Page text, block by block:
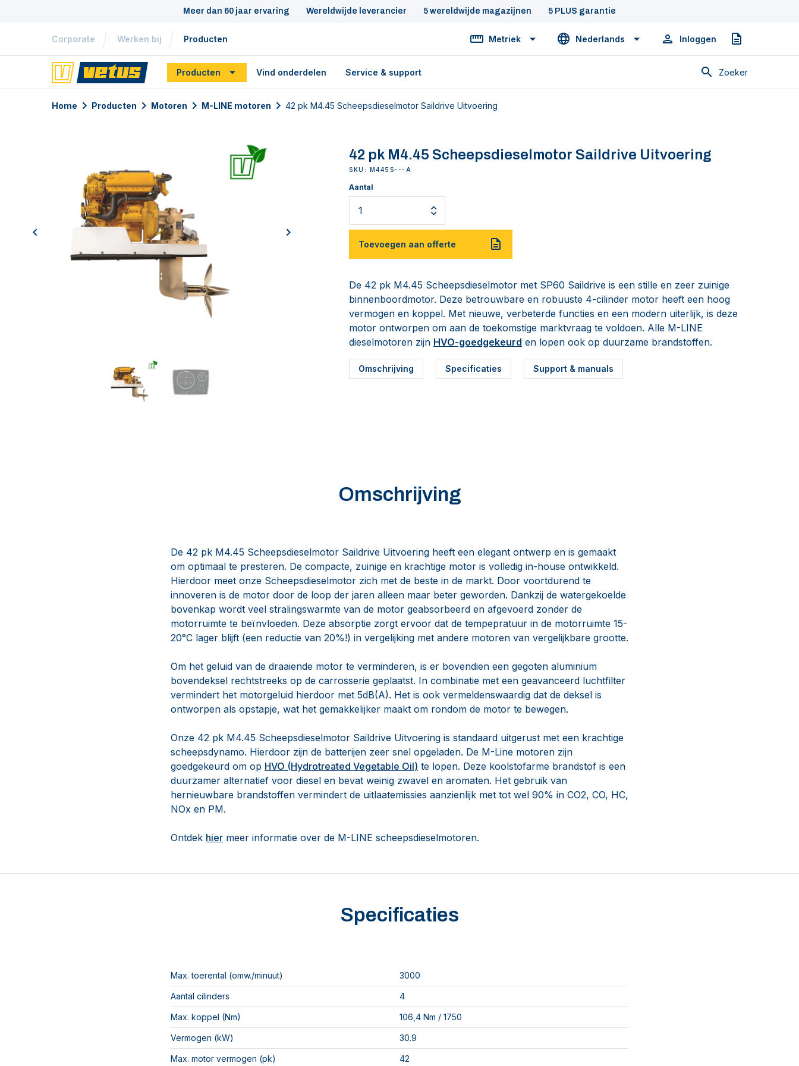
Meer dan 60 jaar ervaring Wereldwijde leverancier 5 wereldwijde magazijnen 5 PLUS garantie
Corporate Werken bij Producten Metriek Nederlands Inloggen Offerte
Producten Vind onderdelen Service & support Zoeken
Home Producten Motoren M-LINE motoren 42 pk M4.45 Scheepsdieselmotor Saildrive Uitvoering
previous next
42 pk M4.45 Scheepsdieselmotor Saildrive Uitvoering
SKU: M445S---A
Aantal
Toevoegen aan offerte
De 42 pk M4.45 Scheepsdieselmotor met SP60 Saildrive is een stille en zeer zuinige
binnenboordmotor. Deze betrouwbare en robuuste 4-cilinder motor heeft een hoog
vermogen en koppel. Met nieuwe, verbeterde functies en een modern uiterlijk, is deze
motor ontworpen om aan de toekomstige marktvraag te voldoen. Alle M-LINE
dieselmotoren zijn HVO-goedgekeurd en lopen ook op duurzame brandstoffen.
Omschrijving Specificaties Support & manuals
Omschrijving
De 42 pk M4.45 Scheepsdieselmotor Saildrive Uitvoering heeft een elegant ontwerp en is gemaakt
om optimaal te presteren. De compacte, zuinige en krachtige motor is volledig in-house ontwikkeld.
Hierdoor meet onze Scheepsdieselmotor zich met de beste in de markt. Door voortdurend te
innoveren is de motor door de loop der jaren alleen maar beter geworden. Dankzij de watergekoelde
bovenkap wordt veel stralingswarmte van de motor geabsorbeerd en afgevoerd zonder de
motorruimte te beïnvloeden. Deze absorptie zorgt ervoor dat de tempepratuur in de motorruimte 15-
20°C lager blijft (een reductie van 20%!) in vergelijking met andere motoren van vergelijkbare grootte.
Om het geluid van de draaiende motor te verminderen, is er bovendien een gegoten aluminium
bovendeksel rechtstreeks op de carrosserie geplaatst. In combinatie met een geavanceerd luchtfilter
vermindert het motorgeluid hierdoor met 5dB(A). Het is ook vermeldenswaardig dat de deksel is
ontworpen als opstapje, wat het gemakkelijker maakt om rondom de motor te bewegen.
Onze 42 pk M4.45 Scheepsdieselmotor Saildrive Uitvoering is standaard uitgerust met een krachtige
scheepsdynamo. Hierdoor zijn de batterijen zeer snel opgeladen. De M-Line motoren zijn
goedgekeurd om op HVO (Hydrotreated Vegetable Oil) te lopen. Deze koolstofarme brandstof is een
duurzamer alternatief voor diesel en bevat weinig zwavel en aromaten. Het gebruik van
hernieuwbare brandstoffen vermindert de uitlaatemissies aanzienlijk met tot wel 90% in CO2, CO, HC,
NOx en PM.
Ontdek hier meer informatie over de M-LINE scheepsdieselmotoren.
Specificaties
Max. toerental (omw./minuut) 3000
Aantal cilinders 4
Max. koppel (Nm) 106,4 Nm / 1750
Vermogen (kW) 30.9
Max. motor vermogen (pk) 42